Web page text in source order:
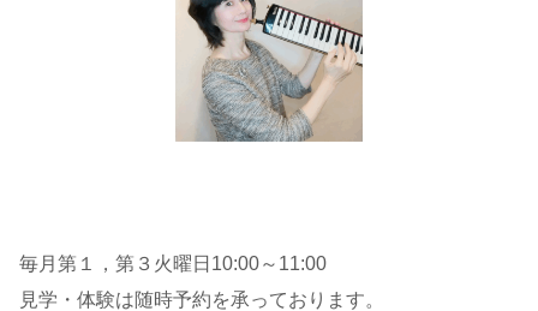
毎月第１，第３火曜日10:00～11:00
見学・体験は随時予約を承っております。